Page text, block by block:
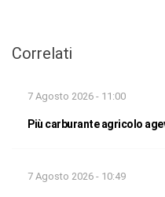
Correlati
7 Agosto 2026 - 11:00
Più carburante agricolo
7 Agosto 2026 - 10:49